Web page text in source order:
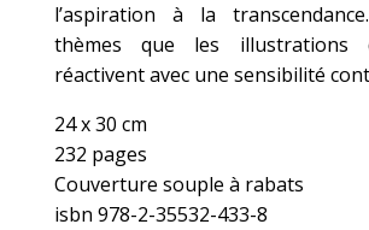
l’aspiration à la
thèmes que les illustrations
réactivent avec une sensibilité
24 x 30 cm
232 pages
Couverture souple à rabats
isbn 978-2-35532-433-8